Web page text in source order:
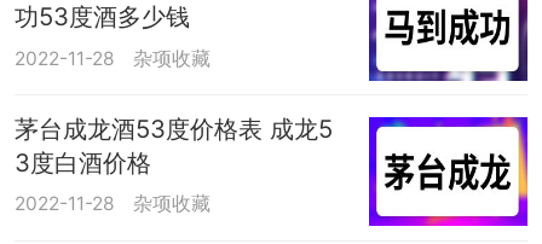
功53度酒多少钱
2022-11-28 杂项收藏
茅台成龙酒53度价格表 成龙5
3度白酒价格
2022-11-28 杂项收藏